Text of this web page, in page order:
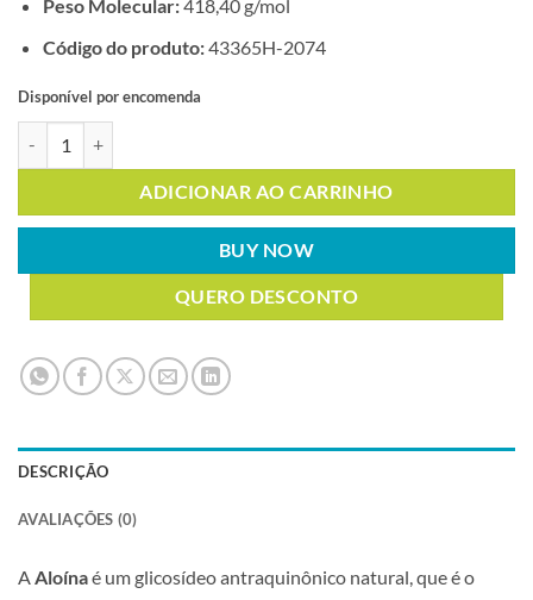
Peso Molecular:418,40 g/mol
Código do produto:43365H-2074
Disponível por encomenda
ADICIONAR AO CARRINHO
BUY NOW
QUERO DESCONTO
DESCRIÇÃO
AVALIAÇÕES (0)
A Aloínaé um glicosídeo antraquinônico natural, que é o